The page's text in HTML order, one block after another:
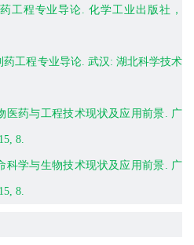
工程专业导论. 化学工业出版社，
药工程专业导论. 武汉 : 湖北科学技术
医药与工程技术现状及应用前景. 广
8.
科学与生物技术现状及应用前景. 广
8.